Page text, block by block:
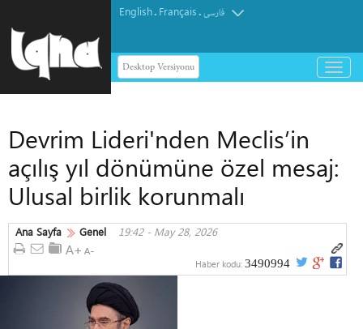
English. Français.فارسی
Desktop Versiyonu
باز
و
Devrim Lideri'nden Meclis’in
açılış yıl dönümüne özel mesaj:
Ulusal birlik korunmalı
Ana Sayfa Genel 19:42 - May 28, 2026
Haber kodu: 3490994